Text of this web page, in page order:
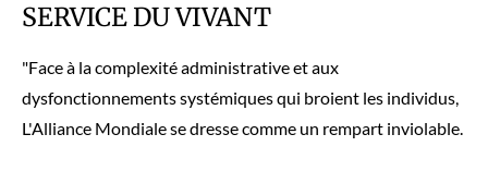
SERVICE DU VIVANT
"Face à la complexité administrative et aux
dysfonctionnements systémiques qui broient les individus,
L'Alliance Mondiale se dresse comme un rempart inviolable.